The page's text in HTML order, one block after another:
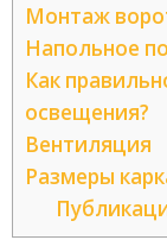
Монтаж
Напольное
Как
освещения?
Вентиляция
Размеры